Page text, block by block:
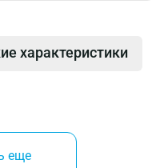
характеристики
еще